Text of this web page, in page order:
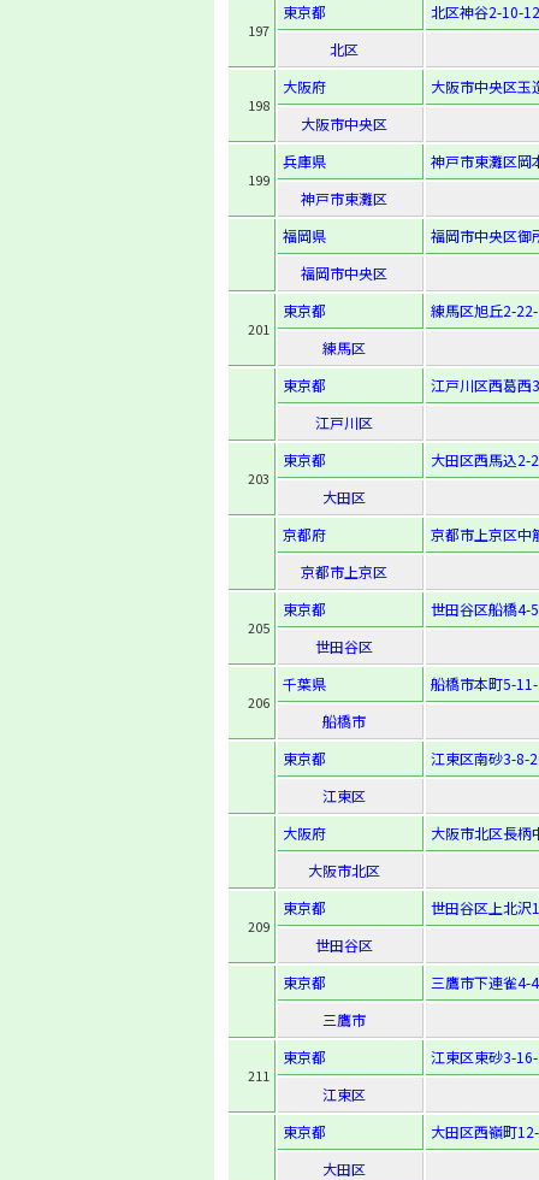
197
東京都
北区神谷2-10-12
北区
198
大阪府
大阪市中央区玉
大阪市中央区
199
兵庫県
神戸市東灘区岡
神戸市東灘区
福岡県
福岡市中央区御
福岡市中央区
201
東京都
練馬区旭丘2-
練馬区
東京都
江戸川区西葛西
江戸川区
203
東京都
大田区西馬込2-
大田区
京都府
京都市上京区中
京都市上京区
205
東京都
世田谷区船橋4-
世田谷区
206
千葉県
船橋市本町5-
船橋市
東京都
江東区南砂3-8-
江東区
大阪府
大阪市北区長柄
大阪市北区
209
東京都
世田谷区上北沢
世田谷区
東京都
三鷹市下連雀4-
三鷹市
211
東京都
江東区東砂3-
江東区
東京都
大田区西嶺町
大田区